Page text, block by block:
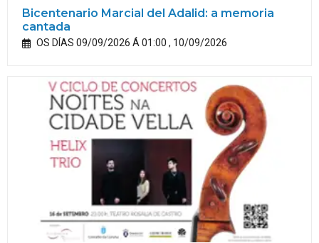
Bicentenario Marcial del Adalid: a memoria
cantada
OS DÍAS 09/09/2026 Á 01:00 , 10/09/2026